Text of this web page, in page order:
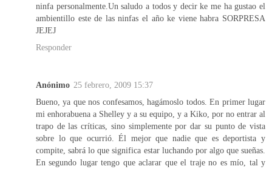
ninfa personalmente.Un saludo a todos y decir ke me ha gustao el
ambientillo este de las ninfas el año ke viene habra SORPRESA
JEJEJ
Responder
Anónimo 25 febrero, 2009 15:37
Bueno, ya que nos confesamos, hagámoslo todos. En primer lugar
mi enhorabuena a Shelley y a su equipo, y a Kiko, por no entrar al
trapo de las críticas, sino simplemente por dar su punto de vista
sobre lo que ocurrió. Él mejor que nadie que es deportista y
compite, sabrá lo que significa estar luchando por algo que sueñas.
En segundo lugar tengo que aclarar que el traje no es mío, tal y